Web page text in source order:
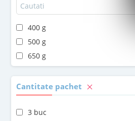
400 g
500 g
650 g
Cantitate pachet
3 buc